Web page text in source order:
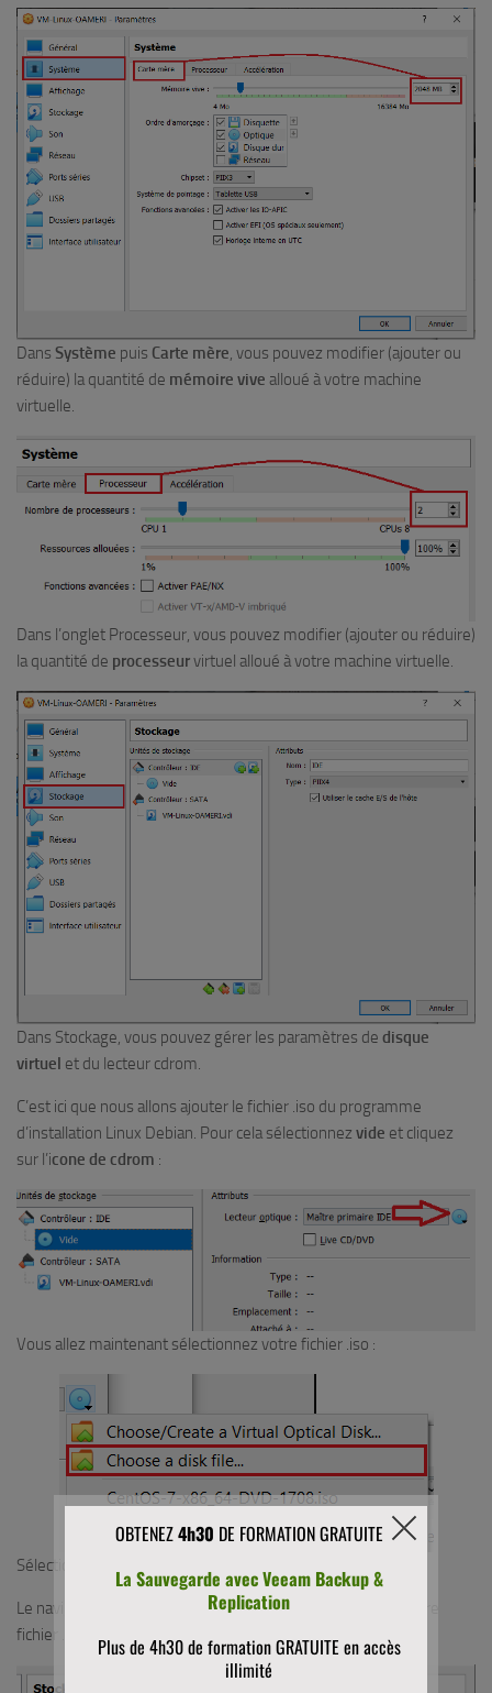
Dans Système puis Carte mère, vous pouvez modifier (ajouter ou
réduire) la quantité de mémoire vive alloué à votre machine
virtuelle.
Dans l’onglet Processeur, vous pouvez modifier (ajouter ou réduire)
la quantité de processeurvirtuel alloué à votre machine virtuelle.
Dans Stockage, vous pouvez gérer les paramètres de disque
virtuel et du lecteur cdrom.
C’est ici que nous allons ajouter le fichier .iso du programme
d’installation Linux Debian. Pour cela sélectionnez vide et cliquez
sur l’icone de cdrom :
Vous allez maintenant sélectionnez votre fichier .iso :
Sélectionnez Choose a disk file…
Le navigateur Windows vous proposera d’aller récupérer votre
fichier .iso